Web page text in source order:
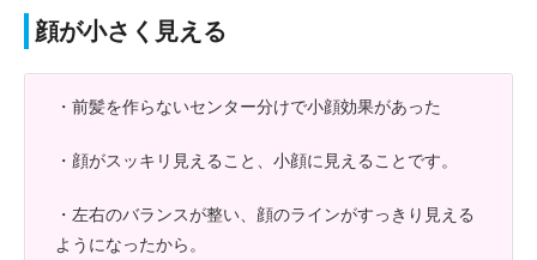
顔が小さく見える
・前髪を作らないセンター分けで小顔効果があった
・顔がスッキリ見えること、小顔に見えることです。
・左右のバランスが整い、顔のラインがすっきり見える
ようになったから。